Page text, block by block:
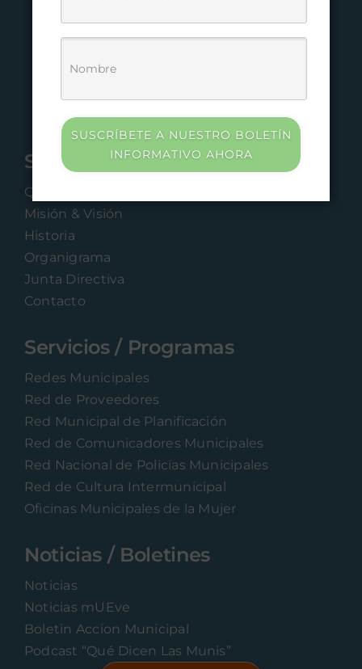
Sobre Nosotros
Quiénes Somos
Misión & Visión
Historia
Organigrama
Junta Directiva
Contacto
Servicios / Programas
Redes Municipales
Red de Proveedores
Red Municipal de Planificación
Red de Comunicadores Municipales
Red Nacional de Policías Municipales
Red de Cultura Intermunicipal
Oficinas Municipales de la Mujer
Noticias / Boletines
Noticias
Noticias mUEve
Boletin Accion Municipal
Podcast “Qué Dicen Las Munis”
SUSCRÍBETE A NUESTRO BOLETÍN
INFORMATIVO AHORA